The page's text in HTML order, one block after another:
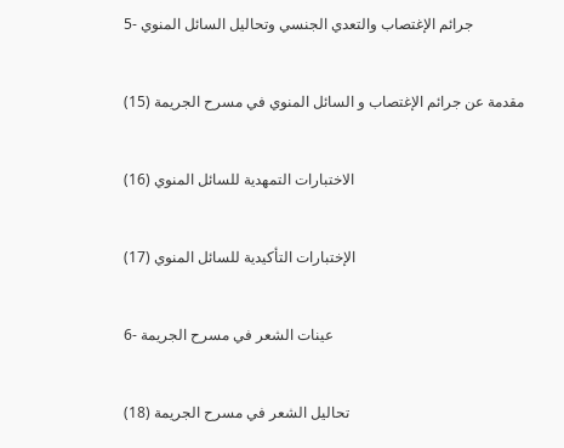
5- جرائم الإغتصاب والتعدي الجنسي وتحاليل السائل المنوي
(15) مقدمة عن جرائم الإغتصاب و السائل المنوي في مسرح الجريمة
(16) الاختبارات التمهدية للسائل المنوي
(17) الإختبارات التأكيدية للسائل المنوي
6- عينات الشعر في مسرح الجريمة
(18) تحاليل الشعر في مسرح الجريمة